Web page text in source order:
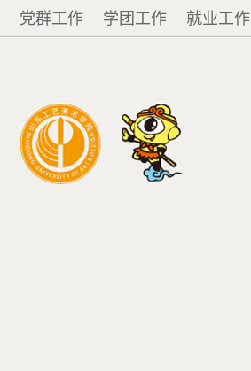
党群工作 学团工作 就业工作